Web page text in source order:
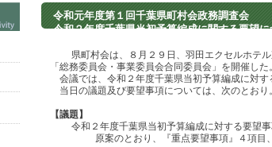
令和元年度第１回千葉県町村会政務調査会
令和２年度千葉県当初予算編成に関する要望に
県町村会は、８月２９日、羽田エクセルホテル
「総務委員会・事業委員会合同委員会」を開催した。
会議では、令和２年度千葉県当初予算編成に対す
当日の議題及び要望事項については、次のとおり。
【議題】
令和２年度千葉県当初予算編成に対する要望事
原案のとおり、『重点要望事項』４項目、